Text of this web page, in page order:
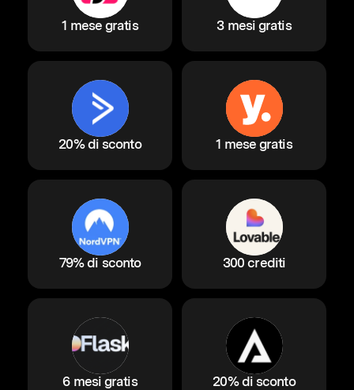
1 mese gratis 3 mesi gratis
20% di sconto 1 mese gratis
79% di sconto 300 crediti
6 mesi gratis 20% di sconto